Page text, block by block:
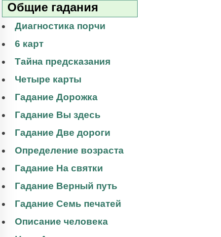
Общие гадания
Диагностика порчи
6 карт
Тайна предсказания
Четыре карты
Гадание Дорожка
Гадание Вы здесь
Гадание Две дороги
Определение возраста
Гадание На святки
Гадание Верный путь
Гадание Семь печатей
Описание человека